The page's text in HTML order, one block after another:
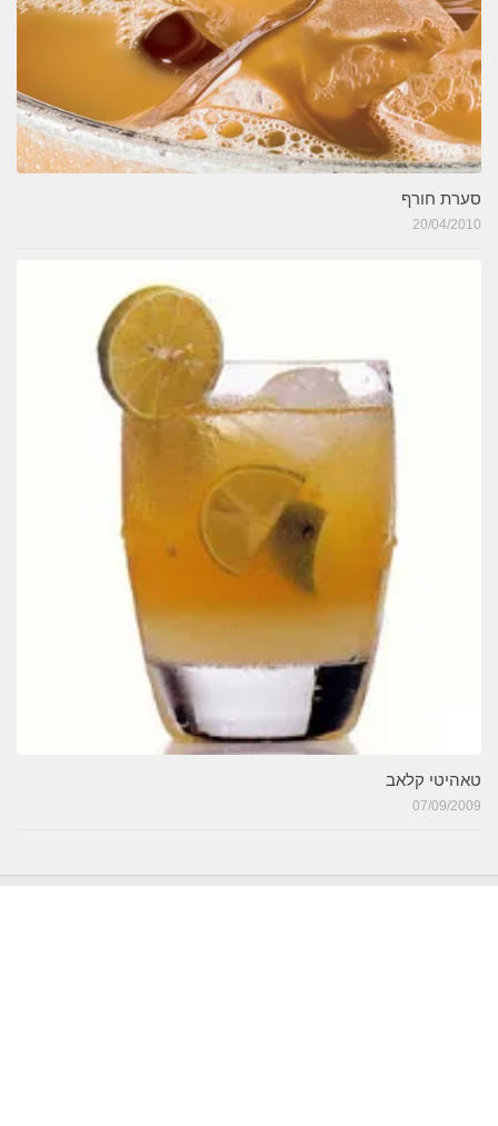
סערת חורף
20/04/2010
טאהיטי קלאב
07/09/2009